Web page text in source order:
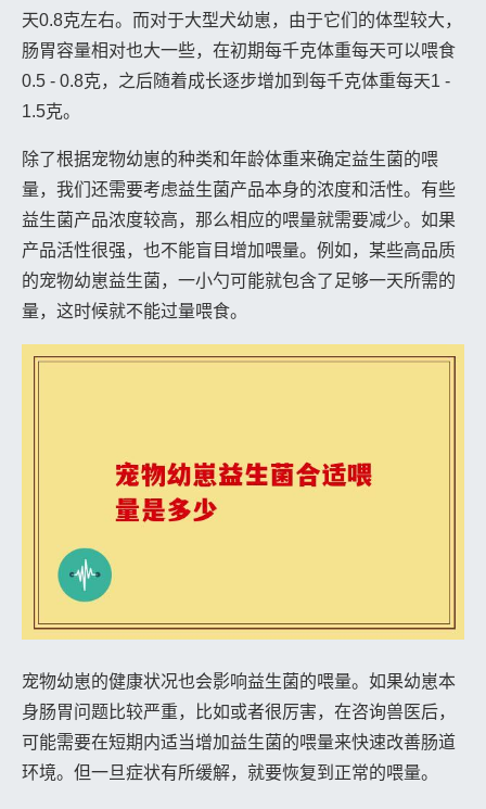
天0.8克左右。而对于大型犬幼崽，由于它们的体型较大，
肠胃容量相对也大一些，在初期每千克体重每天可以喂食
0.5 - 0.8克，之后随着成长逐步增加到每千克体重每天1 -
1.5克。
除了根据宠物幼崽的种类和年龄体重来确定益生菌的喂
量，我们还需要考虑益生菌产品本身的浓度和活性。有些
益生菌产品浓度较高，那么相应的喂量就需要减少。如果
产品活性很强，也不能盲目增加喂量。例如，某些高品质
的宠物幼崽益生菌，一小勺可能就包含了足够一天所需的
量，这时候就不能过量喂食。
宠物幼崽的健康状况也会影响益生菌的喂量。如果幼崽本
身肠胃问题比较严重，比如或者很厉害，在咨询兽医后，
可能需要在短期内适当增加益生菌的喂量来快速改善肠道
环境。但一旦症状有所缓解，就要恢复到正常的喂量。